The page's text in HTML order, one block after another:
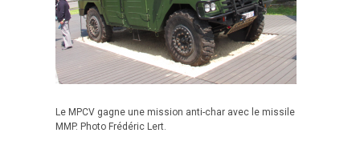
Le MPCV gagne une mission anti-char avec le missile
MMP. Photo Frédéric Lert.